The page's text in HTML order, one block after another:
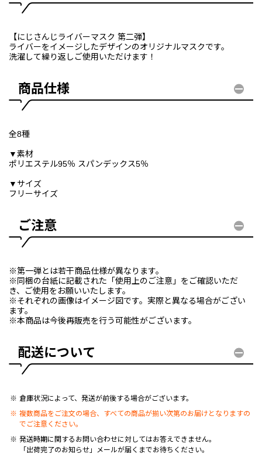
【にじさんじライバーマスク 第二弾】
ライバーをイメージしたデザインのオリジナルマスクです。
洗濯して繰り返しご使用いただけます！
商品仕様
全8種
▼素材
ポリエステル95％ スパンデックス5％
▼サイズ
フリーサイズ
ご注意
※第一弾とは若干商品仕様が異なります。
※同梱の台紙に記載された「使用上のご注意」をご確認いただ
き、ご使用をお願いいたします。
※それぞれの画像はイメージ図です。実際と異なる場合がござい
ます。
※本商品は今後再販売を行う可能性がございます。
配送について
倉庫状況によって、発送が前後する場合がございます。
複数商品をご注文の場合、すべての商品が揃い次第のお届けとなりますの
でご注意ください。
発送時期に関するお問い合わせに対してはお答えできません。
「出荷完了のお知らせ」メールが届くまでお待ちください。